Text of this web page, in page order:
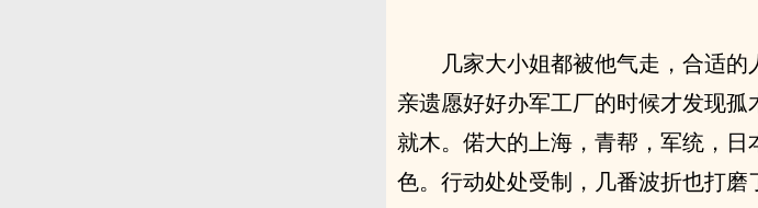
几家大小姐都被他气走，合适
亲遗愿好好办军工厂的时候才发现
就木。偌大的上海，青帮，军统，
色。行动处处受制，几番波折也打磨